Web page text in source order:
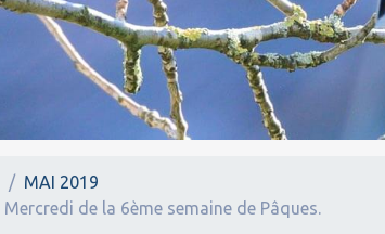
MAI 2019
de la 6ème semaine de Pâques.